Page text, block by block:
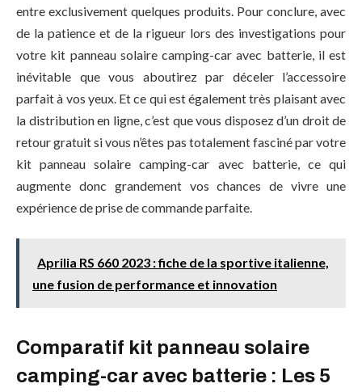
entre exclusivement quelques produits. Pour conclure, avec
de la patience et de la rigueur lors des investigations pour
votre kit panneau solaire camping-car avec batterie, il est
inévitable que vous aboutirez par déceler l’accessoire
parfait à vos yeux. Et ce qui est également très plaisant avec
la distribution en ligne, c’est que vous disposez d’un droit de
retour gratuit si vous n’êtes pas totalement fasciné par votre
kit panneau solaire camping-car avec batterie, ce qui
augmente donc grandement vos chances de vivre une
expérience de prise de commande parfaite.
Aprilia RS 660 2023 : fiche de la sportive italienne,
une fusion de performance et innovation
Comparatif kit panneau solaire
camping-car avec batterie : Les 5